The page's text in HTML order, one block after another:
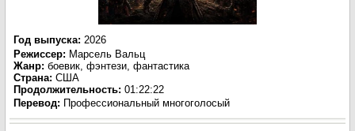
Год выпуска: 2026
Режиссер: Марсель Вальц
Жанр: боевик, фэнтези, фантастика
Страна: США
Продолжительность: 01:22:22
Перевод: Профессиональный многоголосый